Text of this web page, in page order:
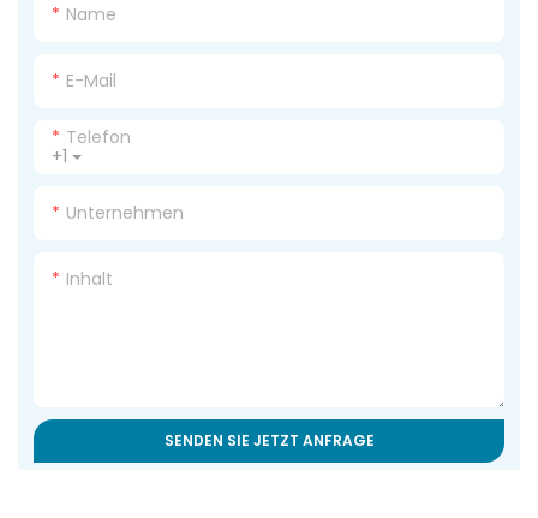
Name
E-Mail
+1
Telefon
Unternehmen
Inhalt
SENDEN SIE JETZT ANFRAGE